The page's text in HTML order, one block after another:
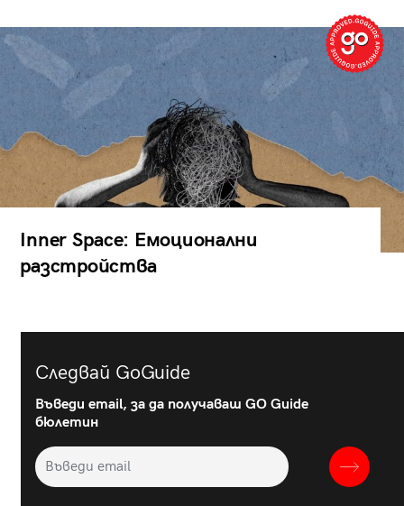
Inner Space: Емоционални
разстройства
Следвай GoGuide
Въведи email, за да получаваш GO Guide
бюлетин